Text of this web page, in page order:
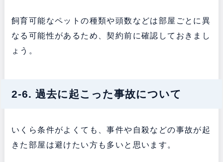
飼育可能なペットの種類や頭数などは部屋ごとに異
なる可能性があるため、契約前に確認しておきまし
ょう。
2-6. 過去に起こった事故について
いくら条件がよくても、事件や自殺などの事故が起
きた部屋は避けたい方も多いと思います。